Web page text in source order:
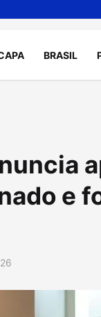
BRASIL
e